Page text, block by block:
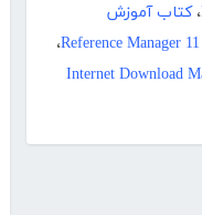
،کتاب آموزش
،